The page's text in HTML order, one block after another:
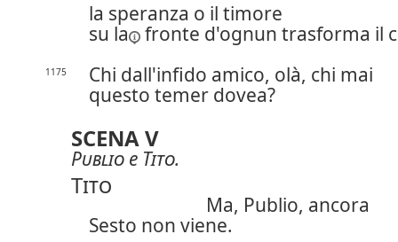
la speranza o il timore
su la
fronte d'ognun trasforma il
1175 Chi dall'infido amico, olà, chi mai
questo temer dovea?
SCENA V
Publio e Tito.
Tito
Ma, Publio, ancora
Sesto non viene.